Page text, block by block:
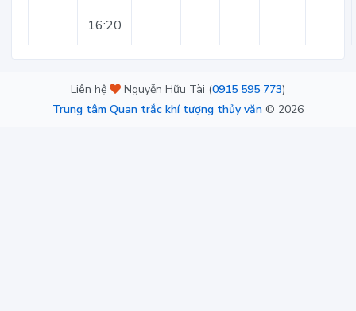
16:20
Liên hệ Nguyễn Hữu Tài (0915 595 773)
Trung tâm Quan trắc khí tượng thủy văn © 2026